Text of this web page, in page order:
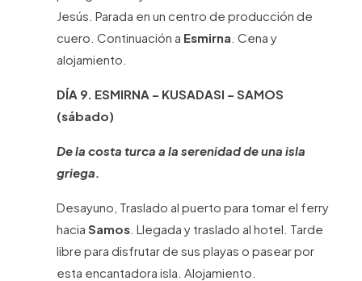
Jesús. Parada en un centro de producción de
cuero. Continuación a Esmirna . Cena y
alojamiento.
DÍA 9. ESMIRNA – KUSADASI – SAMOS
(sábado)
De la costa turca a la serenidad de una isla
griega.
Desayuno, Traslado al puerto para tomar el ferry
hacia Samos . Llegada y traslado al hotel. Tarde
libre para disfrutar de sus playas o pasear por
esta encantadora isla. Alojamiento.